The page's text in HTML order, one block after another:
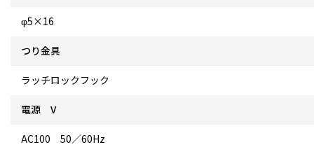
φ5×16
つり金具
ラッチロックフック
電源 V
AC100 50／60Hz